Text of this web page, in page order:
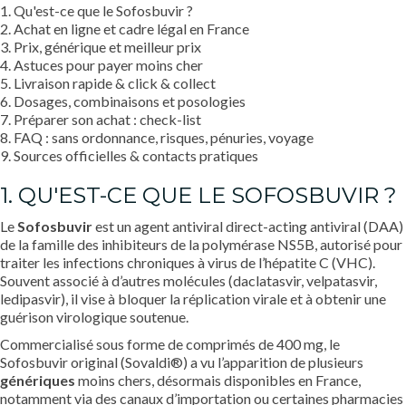
1. Qu'est-ce que le Sofosbuvir ?
2. Achat en ligne et cadre légal en France
3. Prix, générique et meilleur prix
4. Astuces pour payer moins cher
5. Livraison rapide & click & collect
6. Dosages, combinaisons et posologies
7. Préparer son achat : check-list
8. FAQ : sans ordonnance, risques, pénuries, voyage
9. Sources officielles & contacts pratiques
1. QU'EST-CE QUE LE SOFOSBUVIR ?
LeSofosbuvirest un agent antiviral direct-acting antiviral (DAA)
de la famille des inhibiteurs de la polymérase NS5B, autorisé pour
traiter les infections chroniques à virus de l’hépatite C (VHC).
Souvent associé à d’autres molécules (daclatasvir, velpatasvir,
ledipasvir), il vise à bloquer la réplication virale et à obtenir une
guérison virologique soutenue.
Commercialisé sous forme de comprimés de 400 mg, le
Sofosbuvir original (Sovaldi®) a vu l’apparition de plusieurs
génériques moins chers, désormais disponibles en France,
notamment via des canaux d’importation ou certaines pharmacies